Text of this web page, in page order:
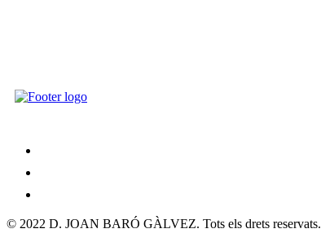
© 2022 D. JOAN BARÓ GÀLVEZ. Tots els drets reservats.